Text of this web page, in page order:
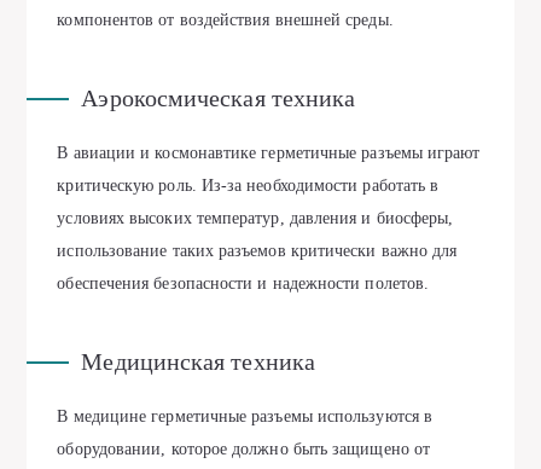
компонентов от воздействия внешней среды.
Аэрокосмическая техника
В авиации и космонавтике герметичные разъемы играют
критическую роль. Из-за необходимости работать в
условиях высоких температур, давления и биосферы,
использование таких разъемов критически важно для
обеспечения безопасности и надежности полетов.
Медицинская техника
В медицине герметичные разъемы используются в
оборудовании, которое должно быть защищено от